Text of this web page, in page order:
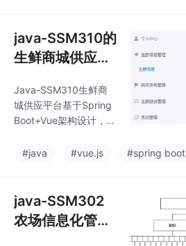
Spring MVC和MyBatis
（SSM）框架，提供高
效的数据处理和业务逻
ful API实现前后端通
信，MySQL数据库存储
数据，Redis缓存优化性
java-SSM310的
生鲜商城供应平
pringboot
Java-SSM310生鲜商
城供应平台基于Spring
Boot+Vue架构设计，整
现生鲜产品的在线交易
端使用SpringBoot+My
Batis框架，前端基于Vu
e.js+Element UI构建，
#java #vue.js #spring boot
java-SSM302
农场信息化管理